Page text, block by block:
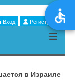
Вход Регистрация
в Израиле